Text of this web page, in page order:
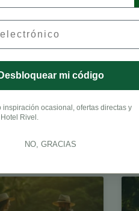
Desbloquear mi código
inspiración ocasional, ofertas directas y
Rivel.
NO, GRACIAS